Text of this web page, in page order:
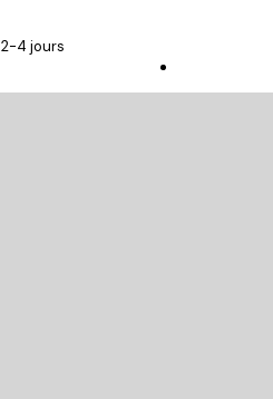
4 jours